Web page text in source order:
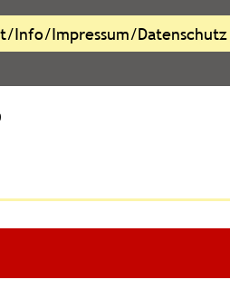
Info/Impressum/Datenschutz